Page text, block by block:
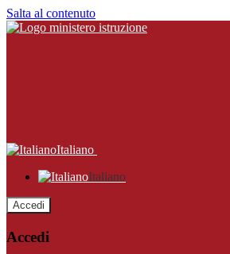
Salta al contenuto
Italiano
Italiano
Accedi
Accedi